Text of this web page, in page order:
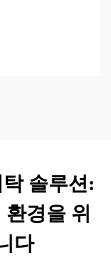
솔루션:
경을 위
다